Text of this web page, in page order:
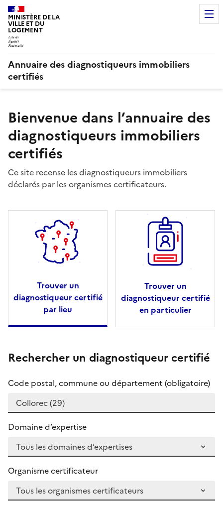
MINISTÈRE DE LA
VILLE ET DU
LOGEMENT
Annuaire des diagnostiqueurs immobiliers
certifiés
Bienvenue dans l’annuaire des
diagnostiqueurs immobiliers
certifiés
Ce site recense les diagnostiqueurs immobiliers
déclarés par les organismes certificateurs.
Trouver un
diagnostiqueur certifié
par lieu
Trouver un
diagnostiqueur certifié
en particulier
Rechercher un diagnostiqueur certifié
Code postal, commune ou département (obligatoire)
Domaine d’expertise
Organisme certificateur